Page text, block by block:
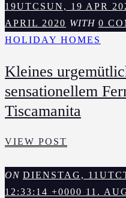
CHILLEN
PUR
BEI
ORTEGA
19UTCSUN, 19 APR
APRIL 2020 WITH 0
HOLIDAY HOMES
Kleines
sensationellem
Tiscamanita
VIEW POST
HAUS
MIT
ON DIENSTAG,
12:33:14 +0000 11.